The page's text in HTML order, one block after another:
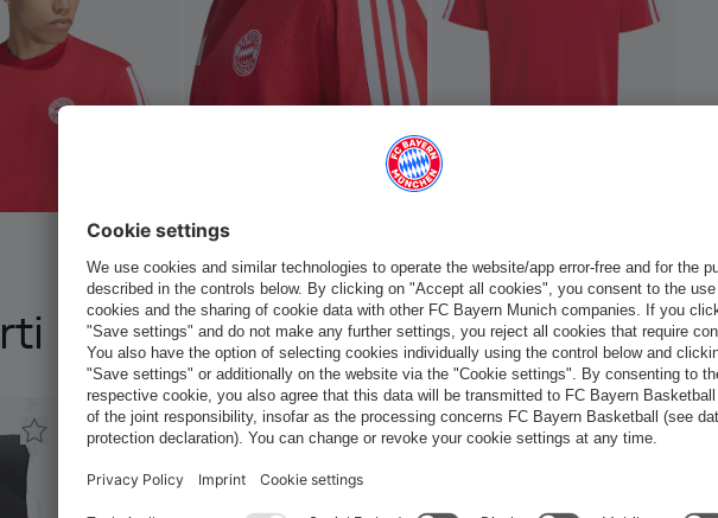
anche questo
Vuoi rimanere nel negozioItaliano ?